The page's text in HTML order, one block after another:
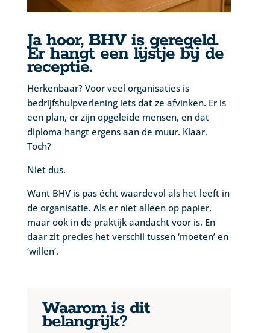
Ja hoor, BHV is geregeld.
Er hangt een lijstje bij de
receptie.
Herkenbaar? Voor veel organisaties is
bedrijfshulpverlening iets dat ze afvinken. Er is
een plan, er zijn opgeleide mensen, en dat
diploma hangt ergens aan de muur. Klaar.
Toch?
Niet dus.
Want BHV is pas écht waardevol als het leeft in
de organisatie. Als er niet alleen op papier,
maar ook in de praktijk aandacht voor is. En
daar zit precies het verschil tussen ‘moeten’ en
‘willen’.
Waarom is dit
belangrijk?